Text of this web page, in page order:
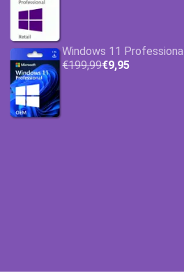
Windows 11 Professional
€199,99€9,95